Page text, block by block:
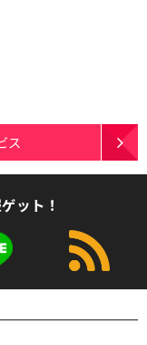
ス
ット！